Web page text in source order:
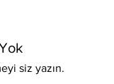
siz yazın.